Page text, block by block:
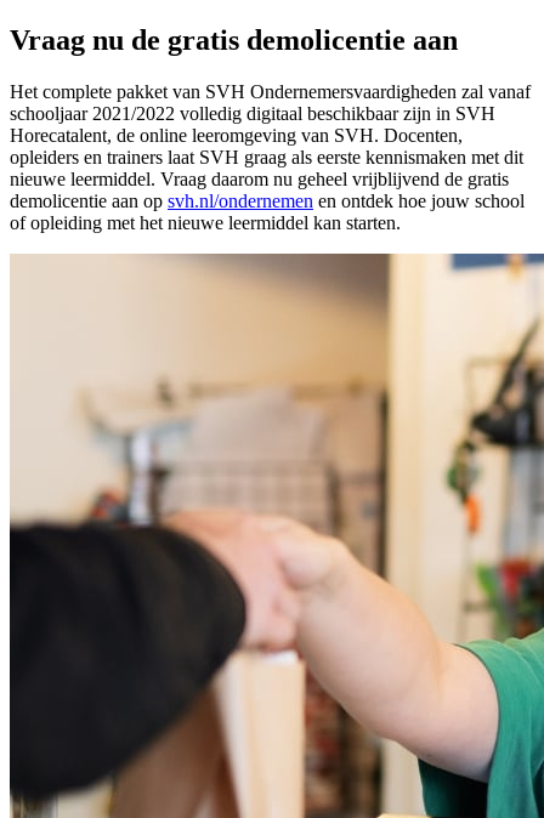
Vraag nu de gratis demolicentie aan
Het complete pakket van SVH Ondernemersvaardigheden zal vanaf
schooljaar 2021/2022 volledig digitaal beschikbaar zijn in SVH
Horecatalent, de online leeromgeving van SVH. Docenten,
opleiders en trainers laat SVH graag als eerste kennismaken met dit
nieuwe leermiddel. Vraag daarom nu geheel vrijblijvend de gratis
demolicentie aan op svh.nl/ondernemen en ontdek hoe jouw school
of opleiding met het nieuwe leermiddel kan starten.